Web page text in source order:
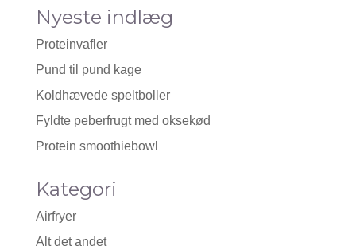
Nyeste indlæg
Proteinvafler
Pund til pund kage
Koldhævede speltboller
Fyldte peberfrugt med oksekød
Protein smoothiebowl
Kategori
Airfryer
Alt det andet